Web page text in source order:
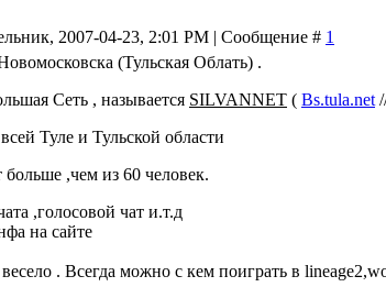
2007-04-23, 2:01 PM | Сообщение # 1
(Тульская Облать) .
Сеть , называется SILVANNET ( Bs.tula.net
Туле и Тульской области
больше ,чем из 60 человек.
,голосовой чат и.т.д
на сайте
. Всегда можно с кем поиграть в